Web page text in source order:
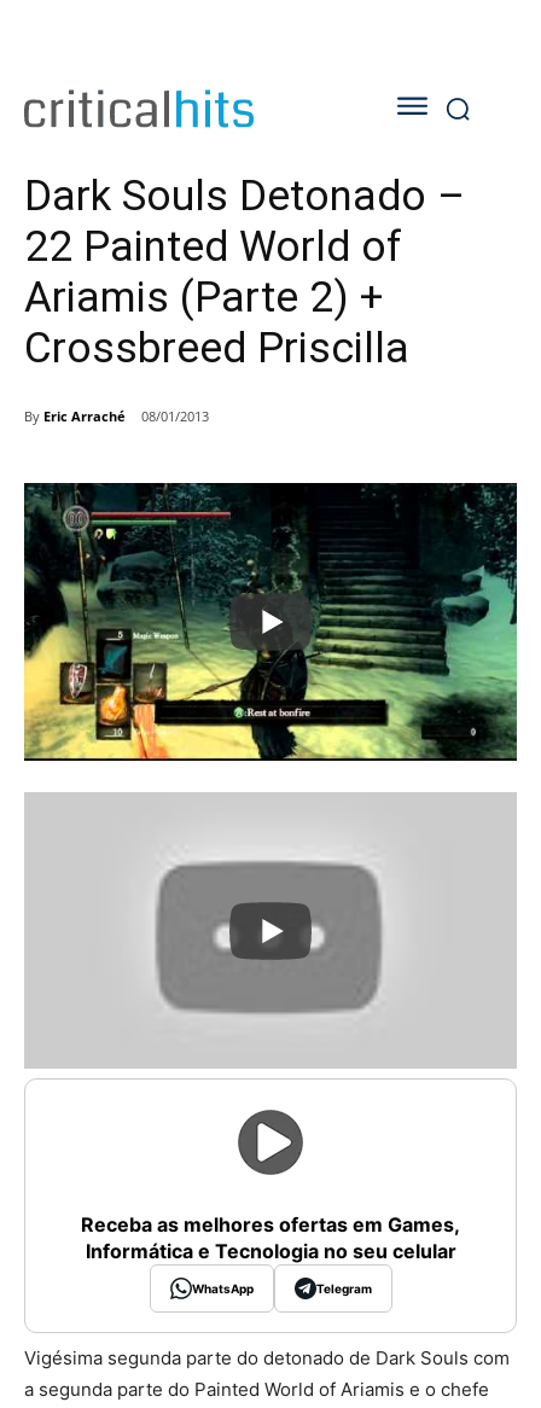
Dark Souls Detonado –
22 Painted World of
Ariamis (Parte 2) +
Crossbreed Priscilla
By Eric Arraché 08/01/2013
Receba as melhores ofertas em Games,
Informática e Tecnologia no seu celular
WhatsApp Telegram
Vigésima segunda parte do detonado de Dark Souls com
a segunda parte do Painted World of Ariamis e o chefe